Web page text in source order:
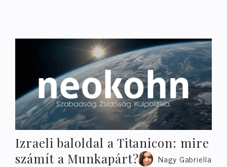
Izraeli baloldal a Titanicon: mire
számít a Munkapárt?
Nagy Gabriella